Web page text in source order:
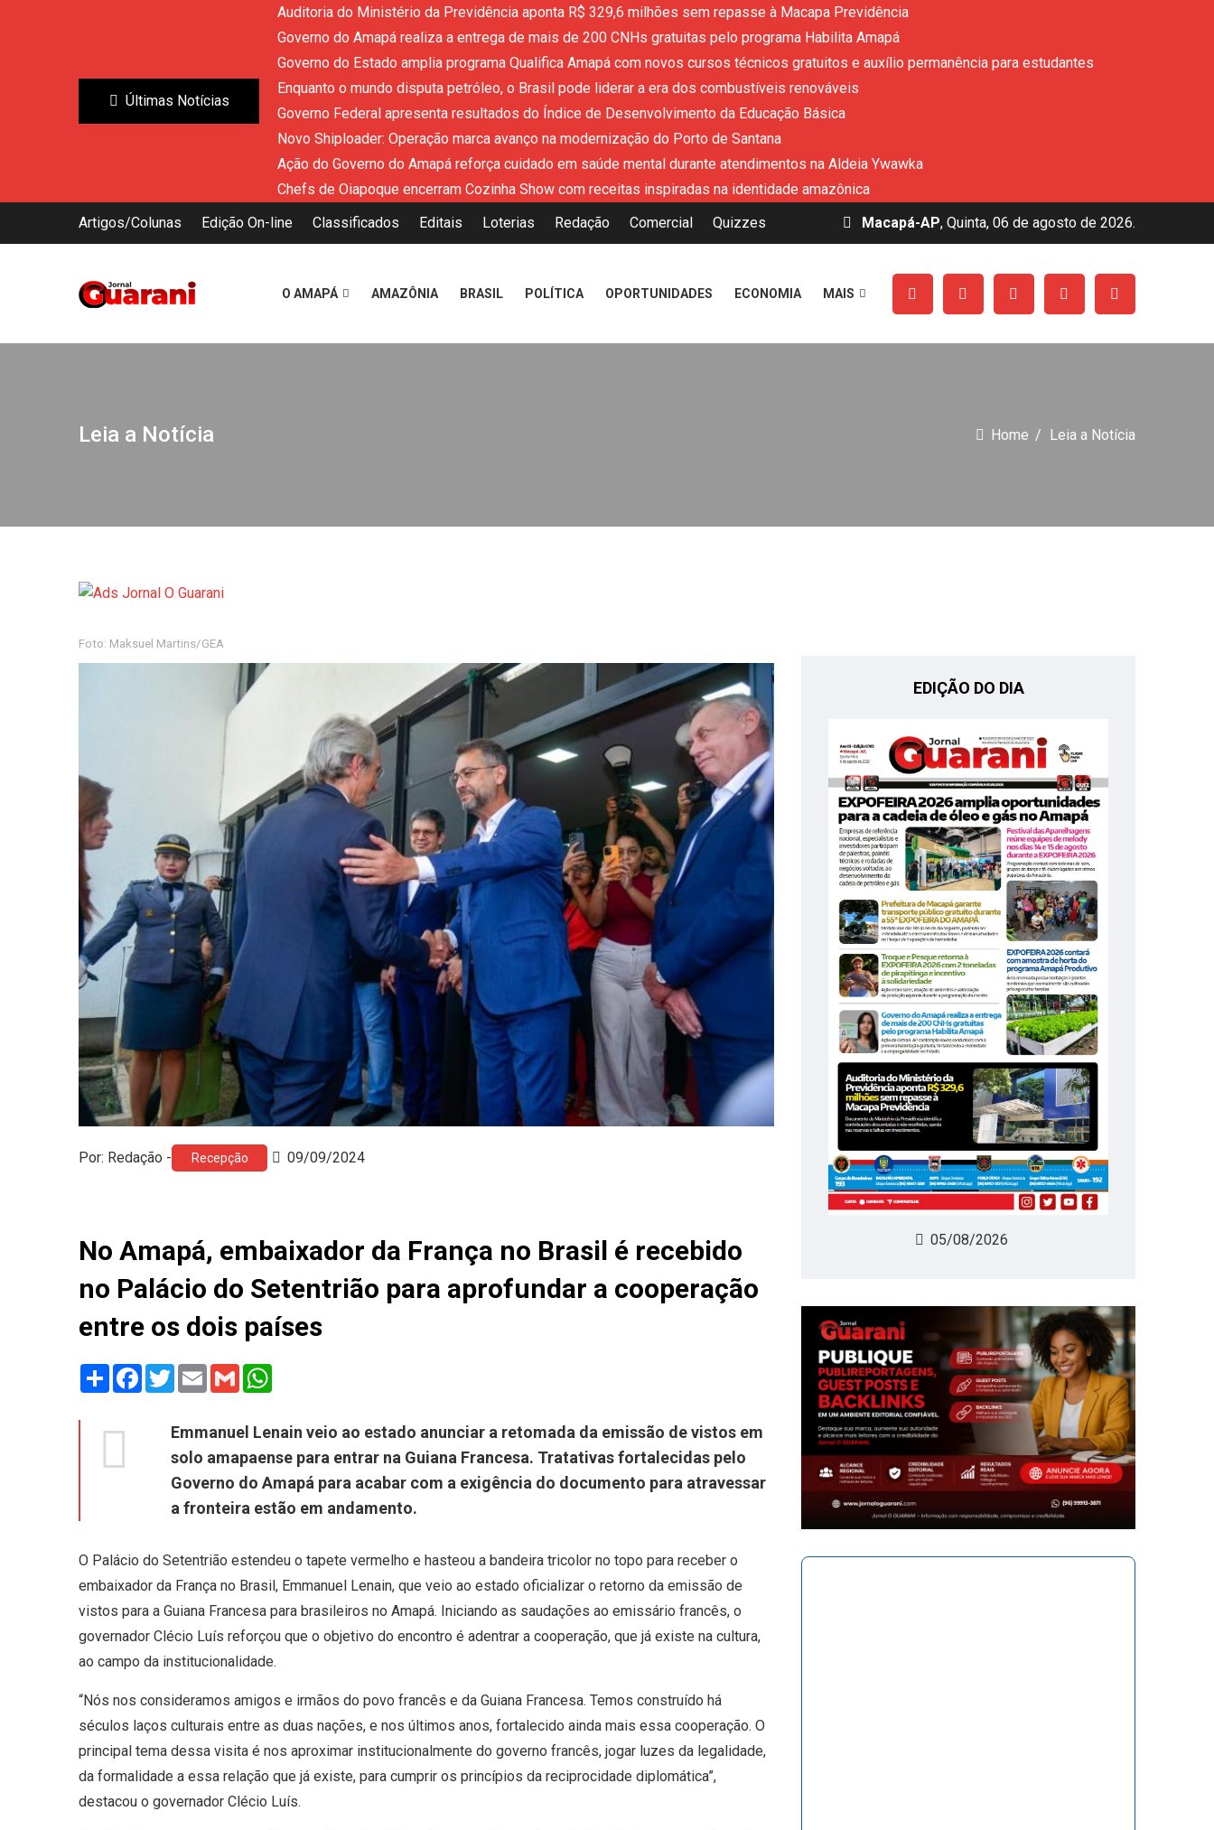
Últimas Notícias
Auditoria do Ministério da Previdência aponta R$ 329,6 milhões sem repasse à Macapa Previdência
Governo do Amapá realiza a entrega de mais de 200 CNHs gratuitas pelo programa Habilita Amapá
Governo do Estado amplia programa Qualifica Amapá com novos cursos técnicos gratuitos e auxílio permanência para estudantes
Enquanto o mundo disputa petróleo, o Brasil pode liderar a era dos combustíveis renováveis
Governo Federal apresenta resultados do Índice de Desenvolvimento da Educação Básica
Novo Shiploader: Operação marca avanço na modernização do Porto de Santana
Ação do Governo do Amapá reforça cuidado em saúde mental durante atendimentos na Aldeia Ywawka
Chefs de Oiapoque encerram Cozinha Show com receitas inspiradas na identidade amazônica
Artigos/Colunas
Edição On-line Classificados Editais Loterias Redação Comercial Quizzes Macapá-AP, Quinta, 06 de agosto de 2026.
O AMAPÁ AMAZÔNIA BRASIL POLÍTICA OPORTUNIDADES ECONOMIA MAIS
Leia a Notícia Home Leia a Notícia
Foto: Maksuel Martins/GEA
Por: Redação - Recepção 09/09/2024
No Amapá, embaixador da França no Brasil é recebido
no Palácio do Setentrião para aprofundar a cooperação
entre os dois países
Share Facebook
TwitterEmail Gmail
Emmanuel Lenain veio ao estado anunciar a retomada da emissão de vistos em
solo amapaense para entrar na Guiana Francesa. Tratativas fortalecidas pelo
Governo do Amapá para acabar com a exigência do documento para atravessar
a fronteira estão em andamento.
O Palácio do Setentrião estendeu o tapete vermelho e hasteou a bandeira tricolor no topo para receber o
embaixador da França no Brasil, Emmanuel Lenain, que veio ao estado oficializar o retorno da emissão de
vistos para a Guiana Francesa para brasileiros no Amapá. Iniciando as saudações ao emissário francês, o
governador Clécio Luís reforçou que o objetivo do encontro é adentrar a cooperação, que já existe na cultura,
ao campo da institucionalidade.
“Nós nos consideramos amigos e irmãos do povo francês e da Guiana Francesa. Temos construído há
séculos laços culturais entre as duas nações, e nos últimos anos, fortalecido ainda mais essa cooperação. O
principal tema dessa visita é nos aproximar institucionalmente do governo francês, jogar luzes da legalidade,
da formalidade a essa relação que já existe, para cumprir os princípios da reciprocidade diplomática”,
destacou o governador Clécio Luís.
EDIÇÃO DO DIA
05/08/2026